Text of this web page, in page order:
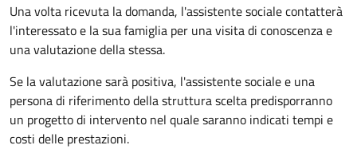
Una volta ricevuta la domanda, l'assistente sociale contatterà
l'interessato e la sua famiglia per una visita di conoscenza e
una valutazione della stessa.
Se la valutazione sarà positiva, l'assistente sociale e una
persona di riferimento della struttura scelta predisporranno
un progetto di intervento nel quale saranno indicati tempi e
costi delle prestazioni.